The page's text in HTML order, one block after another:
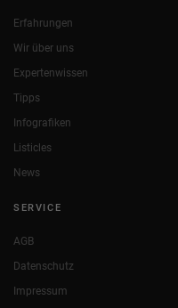
Erfahrungen
Wir über uns
Expertenwissen
Tipps
Infografiken
Listicles
News
SERVICE
AGB
Datenschutz
Impressum